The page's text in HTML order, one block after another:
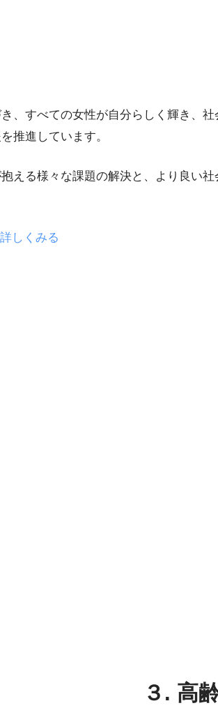
、すべての女性が自分らしく輝き、社
推進しています。
える様々な課題の解決と、より良い社
しくみる
３. 高